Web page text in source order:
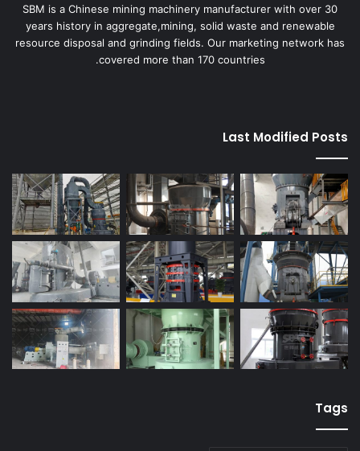
SBM is a Chinese mining machinery manufacturer with over 30
years history in aggregate,mining, solid waste and renewable
resource disposal and grinding fields. Our marketing network has
covered more than 170 countries.
Last Modified Posts
Tags